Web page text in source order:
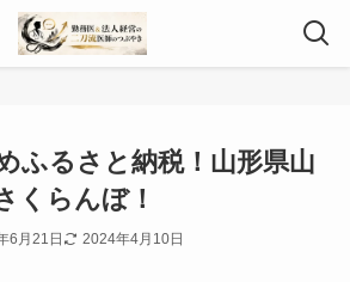
ふるさと納税！山形県山
くらんぼ！
6月21日 2024年4月10日